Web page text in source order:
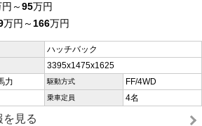
～95万円
万円～166万円
ハッチバック
3395x1475x1625
力 駆動方式 FF/4WD
乗車定員 4名
を見る